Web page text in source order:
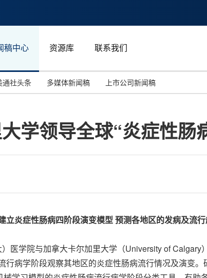
稿中心 资源库 联系我们
投资并购
能源化工与环保
马来西亚
通社头条 多媒体新闻稿 上市公司新闻稿
学领导全球“炎症性肠
立炎症性肠病四阶段演变模型预测各地区的发病及流
医学院与加拿大卡尔加里大学（University of
病学阶段观察其地区的炎症性肠病流行情况及演变